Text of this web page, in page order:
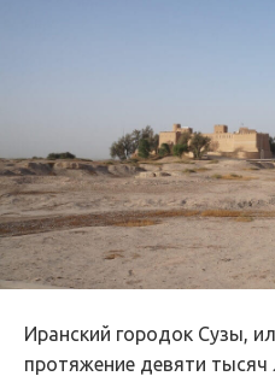
Иранский городок Сузы,
протяжение девяти тысяч